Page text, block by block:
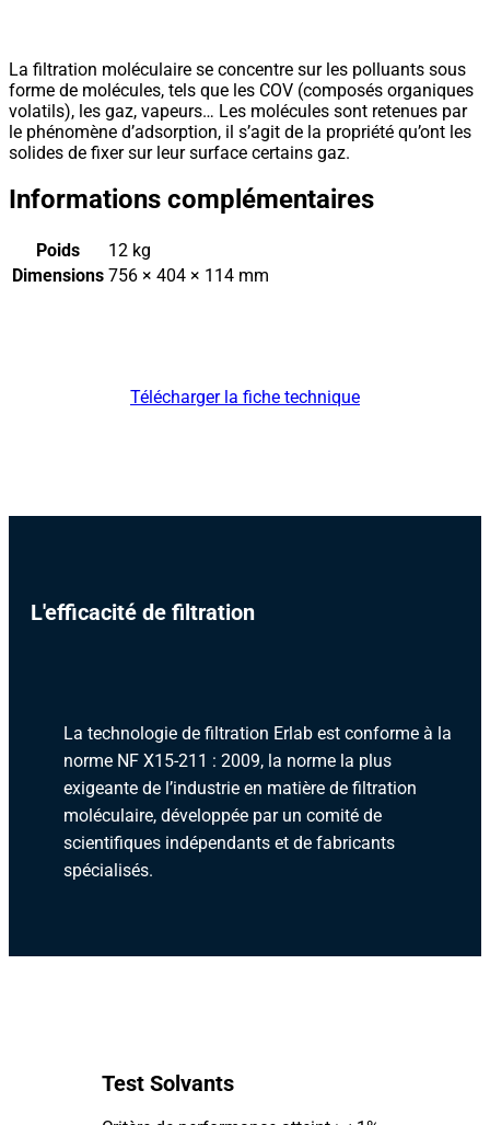
La filtration moléculaire se concentre sur les polluants sous
forme de molécules, tels que les COV (composés organiques
volatils), les gaz, vapeurs… Les molécules sont retenues par
le phénomène d’adsorption, il s’agit de la propriété qu’ont les
solides de fixer sur leur surface certains gaz.
Informations complémentaires
Poids
12 kg
Dimensions 756 × 404 × 114 mm
Télécharger la fiche technique
L'efficacité de filtration
La technologie de filtration Erlab est conforme à la
norme NF X15-211 : 2009, la norme la plus
exigeante de l’industrie en matière de filtration
moléculaire, développée par un comité de
scientifiques indépendants et de fabricants
spécialisés.
Test Solvants